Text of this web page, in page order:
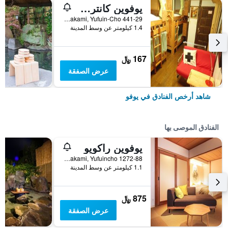
يوفوين كانتري رود يوث هوستل
441-29 Kawakami, Yufuin-Cho, يوفو, اليابان
1.4 كيلومتر عن وسط المدينة
167 ﷼
عرض الصفقة
شاهد أرخص الفنادق في يوفو
الفنادق الموصى بها
يوفوين راكويو
1272-88 Kawakami, Yufuincho, يوفو, اليابان
1.1 كيلومتر عن وسط المدينة
875 ﷼
عرض الصفقة